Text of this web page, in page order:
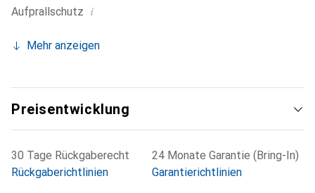
Aufprallschutz i
Mehr anzeigen
Preisentwicklung
30 Tage Rückgaberecht
Rückgaberichtlinien
24 Monate Garantie (Bring-In)
Garantierichtlinien